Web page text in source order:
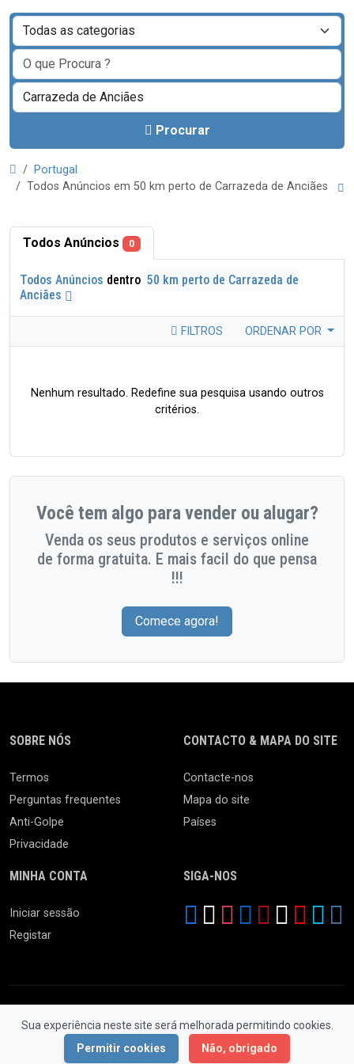
Procurar
Portugal
Todos Anúncios em 50 km perto de Carrazeda de Anciães
Todos Anúncios 0
Todos Anúncios dentro 50 km perto de Carrazeda de
Anciães
FILTROS ORDENAR POR
Nenhum resultado. Redefine sua pesquisa usando outros
critérios.
Você tem algo para vender ou alugar?
Venda os seus produtos e serviços online
de forma gratuita. E mais facil do que pensa
!!!
Comece agora!
Sua experiência neste site será melhorada permitindo cookies.
Permitir cookies
Não, obrigado
SOBRE NÓS
Termos
Perguntas frequentes
Anti-Golpe
Privacidade
CONTACTO & MAPA DO SITE
Contacte-nos
Mapa do site
Países
MINHA CONTA
Iniciar sessão
Registar
SIGA-NOS
© 2026 Ferro Velho. Todos os Direitos Reservados.